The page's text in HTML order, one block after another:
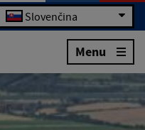
Slovenčina
Menu